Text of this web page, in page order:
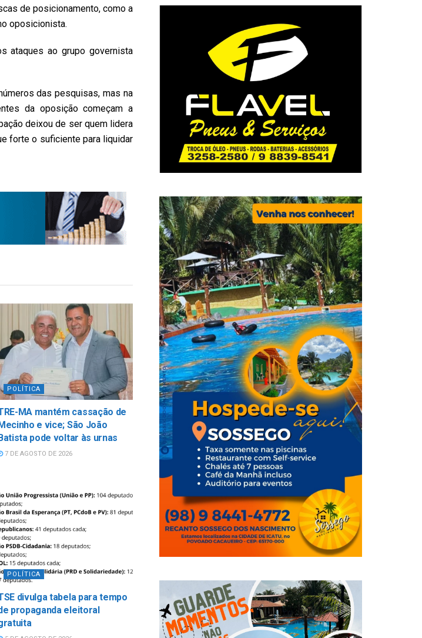
de posicionamento, como a
oposicionista.
ataques ao grupo governista
das pesquisas, mas na
da oposição começam a
deixou de ser quem lidera
forte o suficiente para liquidar
POLÍTICA
MA mantém cassação de
Mecinho e vice; São João
Batista pode voltar às urnas
7 DE AGOSTO DE 2026
POLÍTICA
divulga tabela para tempo
propaganda eleitoral